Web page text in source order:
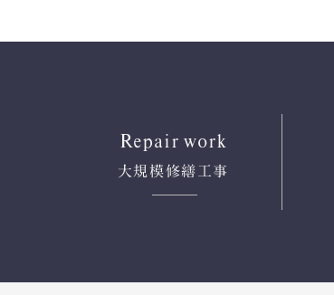
Repair work
大規模修繕工事